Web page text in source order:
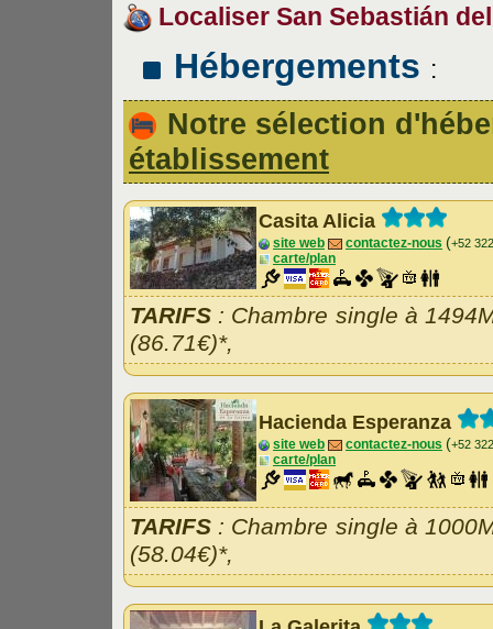
Localiser San Sebastián
Hébergements :
Notre sélection
établissement
Casita Alicia
site web contactez-nous (+52
carte/plan
TARIFS : Chambre single à
(86.71€)*,
Hacienda Esperanza
site web contactez-nous (+52
carte/plan
TARIFS : Chambre single à
(58.04€)*,